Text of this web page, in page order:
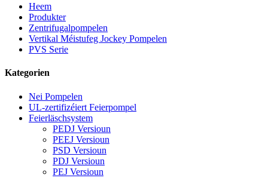
Heem
Produkter
Zentrifugalpompelen
Vertikal Méistufeg Jockey Pompelen
PVS Serie
Kategorien
Nei Pompelen
UL-zertifizéiert Feierpompel
Feierläschsystem
PEDJ Versioun
PEEJ Versioun
PSD Versioun
PDJ Versioun
PEJ Versioun